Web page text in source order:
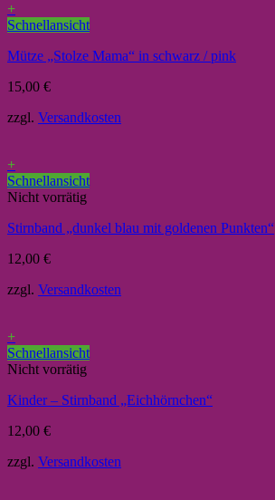
+
Schnellansicht
Mütze „Stolze Mama“ in schwarz / pink
15,00 €
zzgl. Versandkosten
+
Schnellansicht
Nicht vorrätig
Stirnband „dunkel blau mit goldenen Punkten“
12,00 €
zzgl. Versandkosten
+
Schnellansicht
Nicht vorrätig
Kinder – Stirnband „Eichhörnchen“
12,00 €
zzgl. Versandkosten